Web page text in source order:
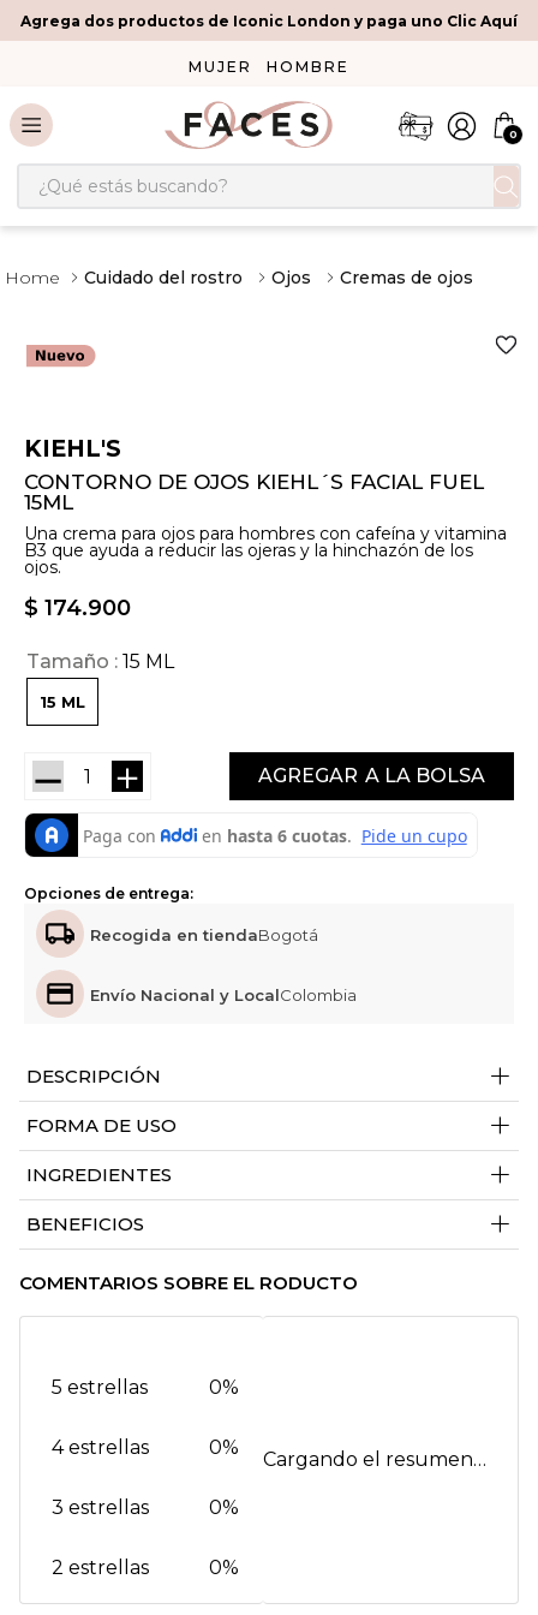
Agrega dos productos de Iconic London y paga uno Clic Aquí
MUJER HOMBRE
0
¿Qué estás buscando?
Cuidado del rostro Ojos Cremas de ojos
KIEHL'S
CONTORNO DE OJOS KIEHL´S FACIAL FUEL
15ML
Una crema para ojos para hombres con cafeína y vitamina
B3 que ayuda a reducir las ojeras y la hinchazón de los
ojos.
$ 174.900
Tamaño 15 ML
15 ML
＋
－ AGREGAR
Opciones de entrega:
Recogida en tiendaBogotá
Envío Nacional y LocalColombia
DESCRIPCIÓN +
FORMA DE USO +
INGREDIENTES +
BENEFICIOS +
COMENTARIOS SOBRE EL RODUCTO
Cargando el resumen…
5 estrellas 0%
4 estrellas 0%
3 estrellas 0%
2 estrellas 0%